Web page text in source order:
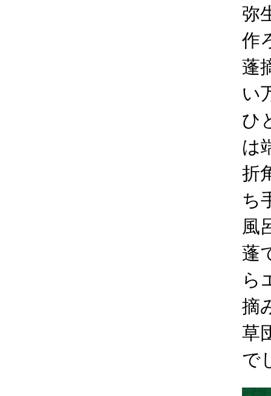
弥
作
蓬
い
ひ
は
折
ち
風
蓬
ら
摘
草
で